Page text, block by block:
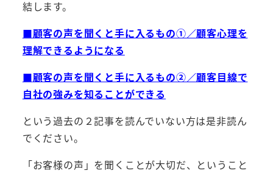
結します。
■顧客の声を聞くと手に入るもの①／顧客心理を
理解できるようになる
■顧客の声を聞くと手に入るもの②／顧客目線で
自社の強みを知ることができる
という過去の２記事を読んでいない方は是非読ん
でください。
「お客様の声」を聞くことが大切だ、ということ